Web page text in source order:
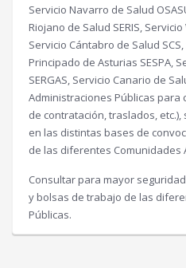
Servicio Navarro de Salud
Riojano de Salud SERIS,
Servicio Cántabro de Salud
Principado de Asturias SESPA,
SERGAS, Servicio Canario de
Administraciones Públicas para
de contratación, traslados,
en las distintas bases de
de las diferentes Comunidades
Consultar para mayor
y bolsas de trabajo de las
Públicas.